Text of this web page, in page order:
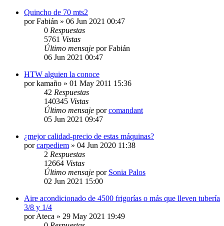
Quincho de 70 mts2
porFabián » 06 Jun 2021 00:47
0 Respuestas
5761 Vistas
Último mensaje porFabián
06 Jun 2021 00:47
HTW alguien la conoce
porkamaño » 01 May 2011 15:36
42 Respuestas
140345 Vistas
Último mensaje porcomandant
05 Jun 2021 09:47
¿mejor calidad-precio de estas máquinas?
porcarpediem » 04 Jun 2020 11:38
2 Respuestas
12664 Vistas
Último mensaje por Sonia Palos
02 Jun 2021 15:00
Aire acondicionado de 4500 frigorías o más que lleven tubería
3/8 y 1/4
porAteca » 29 May 2021 19:49